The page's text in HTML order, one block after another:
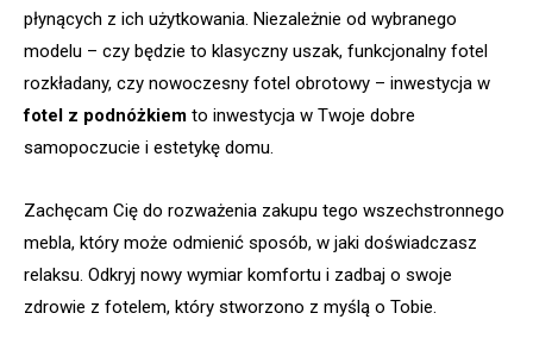
płynących z ich użytkowania. Niezależnie od wybranego
modelu – czy będzie to klasyczny uszak, funkcjonalny fotel
rozkładany, czy nowoczesny fotel obrotowy – inwestycja w
fotel z podnóżkiem to inwestycja w Twoje dobre
samopoczucie i estetykę domu.
Zachęcam Cię do rozważenia zakupu tego wszechstronnego
mebla, który może odmienić sposób, w jaki doświadczasz
relaksu. Odkryj nowy wymiar komfortu i zadbaj o swoje
zdrowie z fotelem, który stworzono z myślą o Tobie.